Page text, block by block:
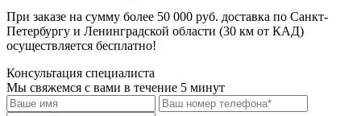
При заказе на сумму более 50 000 руб. доставка по Санкт-
Петербургу и Ленинградской области (30 км от КАД)
осуществляется бесплатно!
Консультация специалиста
Мы свяжемся с вами в течение 5 минут